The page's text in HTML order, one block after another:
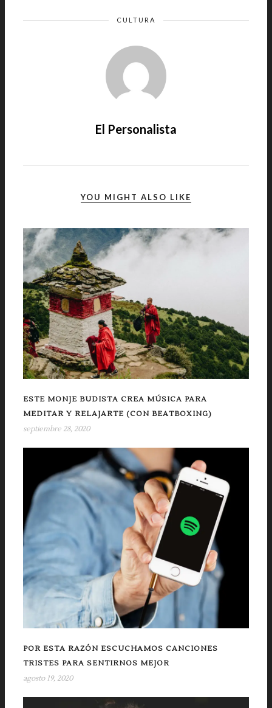
CULTURA
El Personalista
YOU MIGHT ALSO LIKE
ESTE MONJE BUDISTA CREA MÚSICA PARA
MEDITAR Y RELAJARTE (CON BEATBOXING)
septiembre 28, 2020
POR ESTA RAZÓN ESCUCHAMOS CANCIONES
TRISTES PARA SENTIRNOS MEJOR
agosto 19, 2020